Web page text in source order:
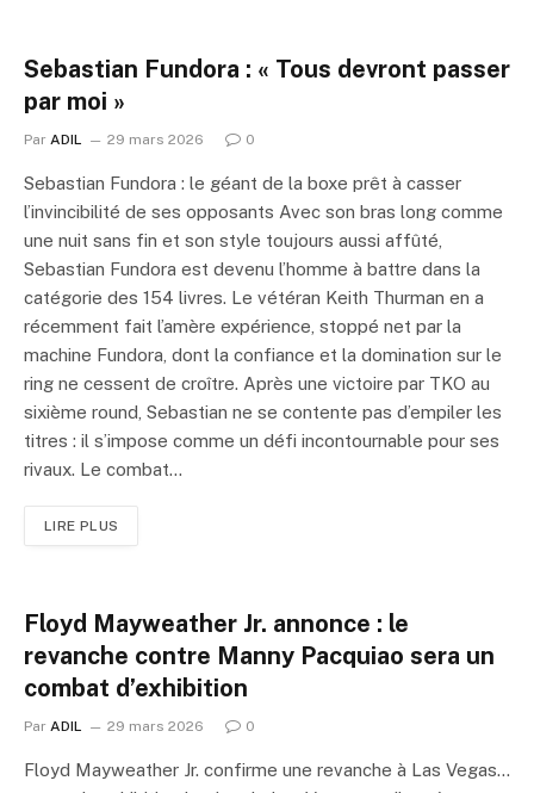
Sebastian Fundora : « Tous devront passer
par moi »
Par ADIL 29 mars 2026 0
Sebastian Fundora : le géant de la boxe prêt à casser
l’invincibilité de ses opposants Avec son bras long comme
une nuit sans fin et son style toujours aussi affûté,
Sebastian Fundora est devenu l’homme à battre dans la
catégorie des 154 livres. Le vétéran Keith Thurman en a
récemment fait l’amère expérience, stoppé net par la
machine Fundora, dont la confiance et la domination sur le
ring ne cessent de croître. Après une victoire par TKO au
sixième round, Sebastian ne se contente pas d’empiler les
titres : il s’impose comme un défi incontournable pour ses
rivaux. Le combat…
LIRE PLUS
Floyd Mayweather Jr. annonce : le
revanche contre Manny Pacquiao sera un
combat d’exhibition
Par ADIL 29 mars 2026 0
Floyd Mayweather Jr. confirme une revanche à Las Vegas…